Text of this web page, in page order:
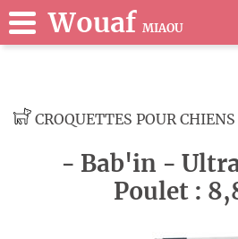
Wouaf MIAOU
CROQUETTES POUR
- Bab'in -
Poulet :